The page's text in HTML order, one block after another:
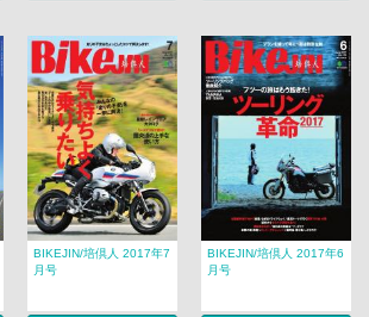
BIKEJIN/培倶人 2017年7
月号
BIKEJIN/培倶人 2017年6
月号